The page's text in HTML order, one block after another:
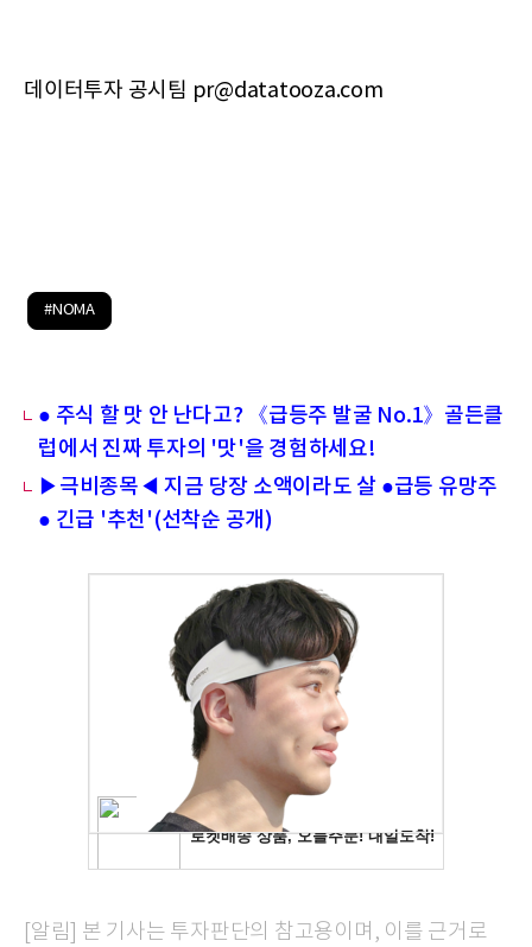
데이터투자 공시팀 pr@datatooza.com
#NOMA
● 주식 할 맛 안 난다고? 《급등주 발굴 No.1》골든클
럽에서 진짜 투자의 '맛'을 경험하세요!
▶극비종목◀ 지금 당장 소액이라도 살 ●급등 유망주
● 긴급 '추천'(선착순 공개)
[알림] 본 기사는 투자판단의 참고용이며, 이를 근거로